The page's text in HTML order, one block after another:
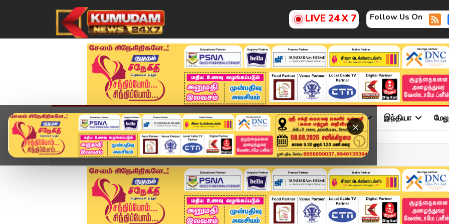
LIVE 24 X 7 Follow Us On
×
முகப்பு விளையாட்டு அண்மை தமிழ்நாடு சினிமா அரசியல் விளையாட்டு இந்தியா
Home வீடியோ ஸ்டோரி Tiruvannamalai Temple Girivalam: அண்ணாமலையார் உ...